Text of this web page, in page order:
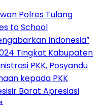
Polres Tulang
to School
Indonesia”
Tingkat Kabupaten
PKK, Posyandu
kepada PKK
Barat Apresiasi